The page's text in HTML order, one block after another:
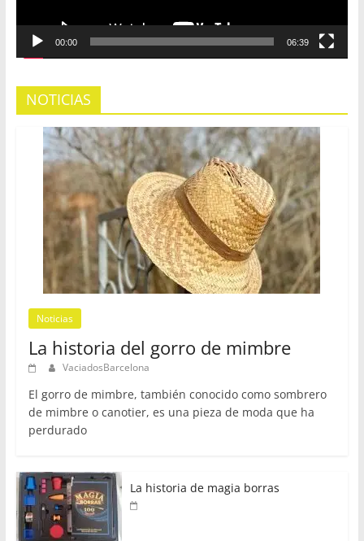
00:00 06:39
NOTICIAS
Noticias
La historia del gorro de mimbre
VaciadosBarcelona
El gorro de mimbre, también conocido como sombrero
de mimbre o canotier, es una pieza de moda que ha
perdurado
La historia de magia borras